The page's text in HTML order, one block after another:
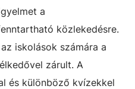
a
közlekedésre.
iskolások számára a
zárult. A
és különböző kvízekkel